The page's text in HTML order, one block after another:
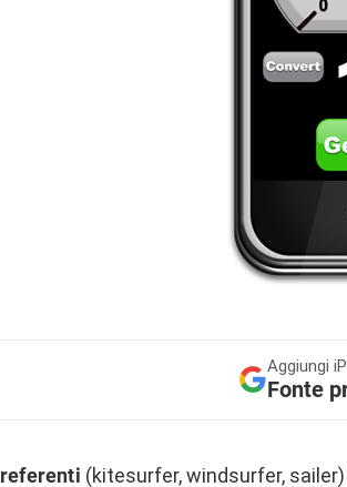
Aggiungi
Fonte
referenti (kitesurfer, windsurfer,